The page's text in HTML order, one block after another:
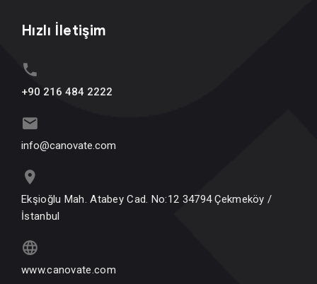
Hızlı İletişim
+90 216 484 2222
info@canovate.com
Ekşioğlu Mah. Atabey Cad. No:12 34794 Çekmeköy /
İstanbul
www.canovate.com